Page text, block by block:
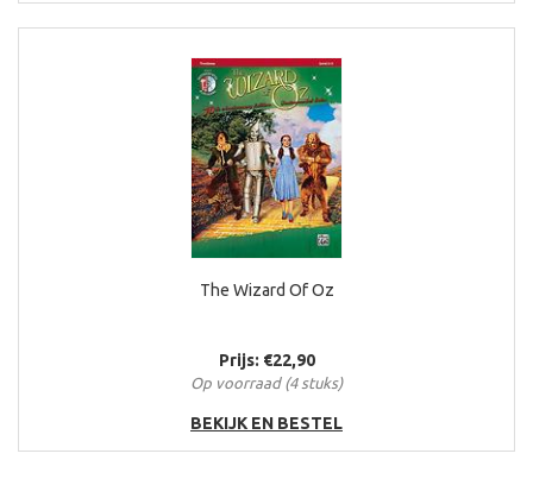
The Wizard Of Oz
Prijs: €22,90
Op voorraad (4 stuks)
BEKIJK EN BESTEL